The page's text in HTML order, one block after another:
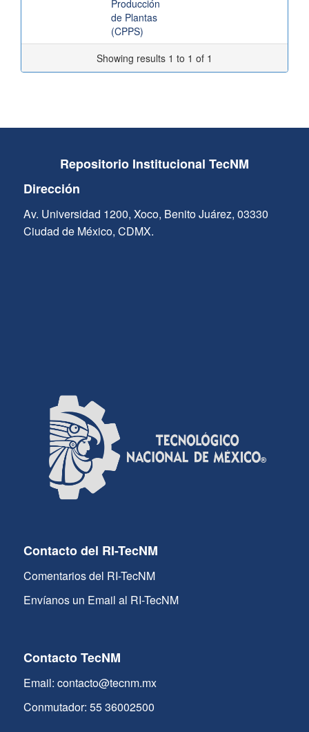
Producción
de Plantas
(CPPS)
Showing results 1 to 1 of 1
Repositorio Institucional TecNM
Dirección
Av. Universidad 1200, Xoco, Benito Juárez, 03330
Ciudad de México, CDMX.
Contacto del RI-TecNM
Comentarios del RI-TecNM
Envíanos un Email al RI-TecNM
Contacto TecNM
Email: contacto@tecnm.mx
Conmutador: 55 36002500